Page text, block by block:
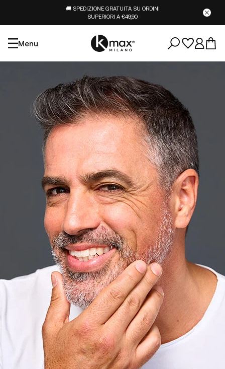
🚚 SPEDIZIONE GRATUITA SU ORDINI
SUPERIORI A €49,90
Menu